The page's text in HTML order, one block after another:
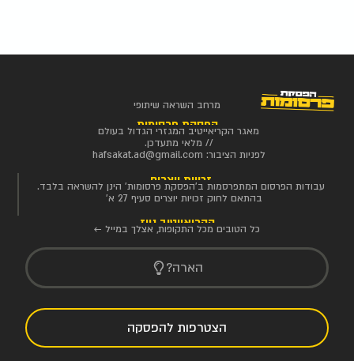
מרחב השראה שיתופי
הפסקת פרסומות
מאגר הקריאייטיב המגזרי הגדול בעולם
// מלאי מתעדכן.
לפניות הציבור: hafsakat.ad@gmail.com
זכויות יוצרים
עבודות הפרסום המתפרסמות ב'הפסקת פרסומות' הינן להשראה בלבד.
בהתאם לחוק זכויות יוצרים סעיף 27 א'
הקריאייטיב ניוז
כל הטובים מכל התקופות, אצלך במייל ←
הארה?
הצטרפות להפסקה